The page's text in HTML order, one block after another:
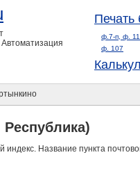
Печать
ф.7-п, ф.
ф. 107
индекс. Название пункта